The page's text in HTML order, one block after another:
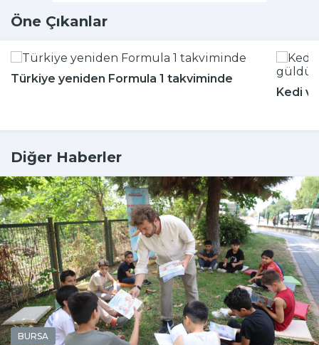
Öne Çıkanlar
Türkiye yeniden Formula 1 takviminde
Kedi
Diğer Haberler
BURSA